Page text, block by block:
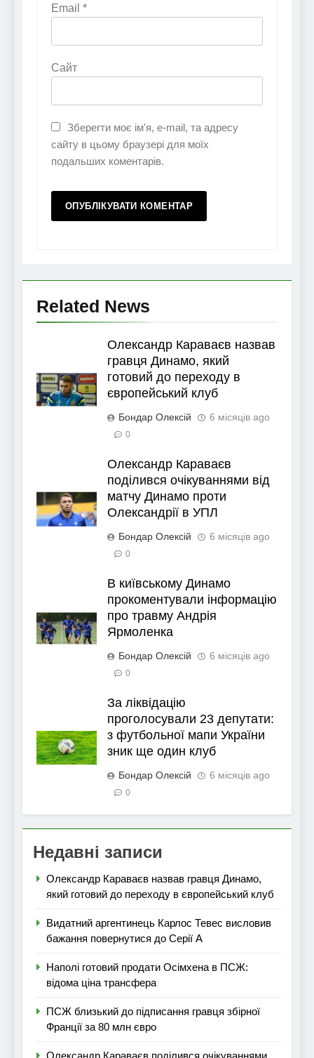
Email *
Сайт
Зберегти моє ім'я, e-mail, та адресу
сайту в цьому браузері для моїх
подальших коментарів.
Related News
Олександр Караваєв назвав
гравця Динамо, який
готовий до переходу в
європейський клуб
Бондар Олексій 6 місяців ago
0
Олександр Караваєв
поділився очікуваннями від
матчу Динамо проти
Олександрії в УПЛ
Бондар Олексій 6 місяців ago
0
В київському Динамо
прокоментували інформацію
про травму Андрія
Ярмоленка
Бондар Олексій 6 місяців ago
0
За ліквідацію
проголосували 23 депутати:
з футбольної мапи України
зник ще один клуб
Бондар Олексій 6 місяців ago
0
Недавні записи
Олександр Караваєв назвав гравця Динамо,
який готовий до переходу в європейський клуб
Видатний аргентинець Карлос Тевес висловив
бажання повернутися до Серії А
Наполі готовий продати Осімхена в ПСЖ:
відома ціна трансфера
ПСЖ близький до підписання гравця збірної
Франції за 80 млн євро